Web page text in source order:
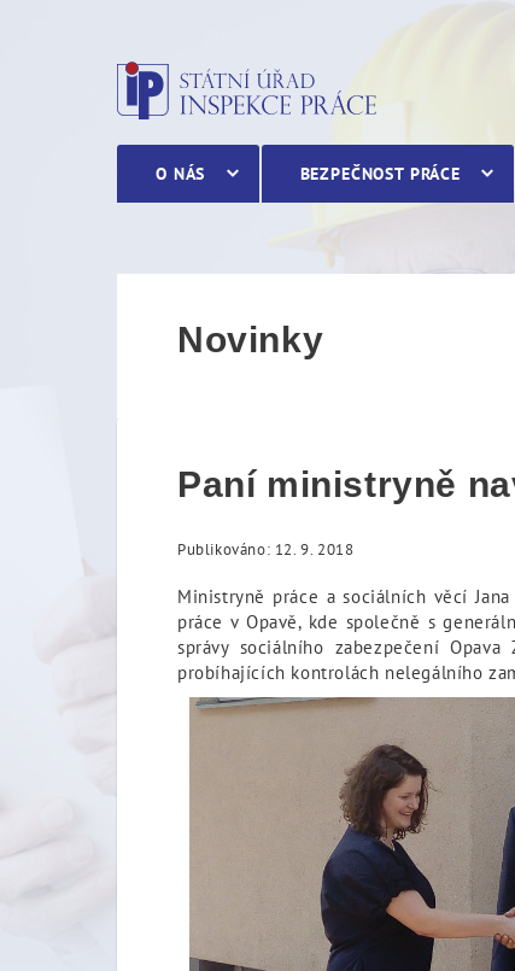
Paní ministryně
O NÁS BEZPEČNOST PRÁCE
Novinky
Paní ministryně
Publikováno: 12. 9. 2018
Ministryně práce a sociálních věcí
práce v Opavě, kde společně s
správy sociálního zabezpečení
probíhajících kontrolách nelegálního